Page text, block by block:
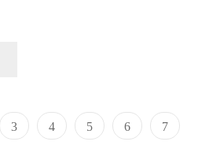
3 4 5 6 7